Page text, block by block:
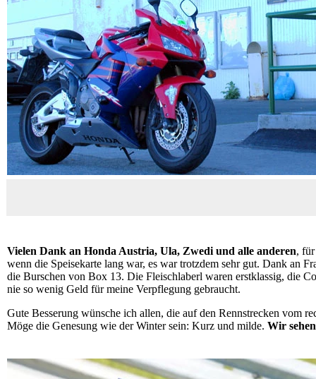
Vielen Dank an Honda Austria, Ula, Zwedi und alle anderen, für
wenn die Speisekarte lang war, es war trotzdem sehr gut. Dank an
die Burschen von Box 13. Die Fleischlaberl waren erstklassig, die
nie so wenig Geld für meine Verpflegung gebraucht.
Gute Besserung wünsche ich allen, die auf den Rennstrecken vom
Möge die Genesung wie der Winter sein: Kurz und milde. Wir